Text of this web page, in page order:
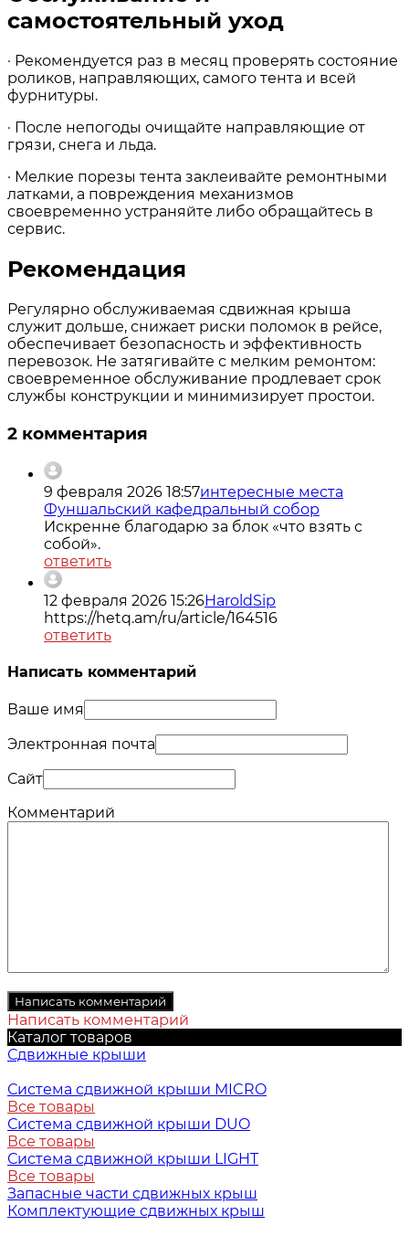
самостоятельный уход
· Рекомендуется раз в месяц проверять состояние
роликов, направляющих, самого тента и всей
фурнитуры.
· После непогоды очищайте направляющие от
грязи, снега и льда.
· Мелкие порезы тента заклеивайте ремонтными
латками, а повреждения механизмов
своевременно устраняйте либо обращайтесь в
сервис.
Рекомендация
Регулярно обслуживаемая сдвижная крыша
служит дольше, снижает риски поломок в рейсе,
обеспечивает безопасность и эффективность
перевозок. Не затягивайте с мелким ремонтом:
своевременное обслуживание продлевает срок
службы конструкции и минимизирует простои.
2 комментария
9 февраля 2026 18:57интересные места
Фуншальский кафедральный собор
Искренне благодарю за блок «что взять с
собой».
ответить
12 февраля 2026 15:26HaroldSip
https://hetq.am/ru/article/164516
ответить
Написать комментарий
Ваше имя
Электронная почта
Сайт
Комментарий
Написать комментарий
Каталог товаров
Сдвижные крыши
Система сдвижной крыши MICRO
Все товары
Система сдвижной крыши DUO
Все товары
Система сдвижной крыши LIGHT
Все товары
Запасные части сдвижных крыш
Комплектующие сдвижных крыш